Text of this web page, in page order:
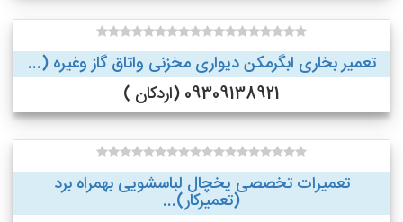
تعمیر بخاری ابگرمکن دیواری مخزنی واتاق گاز وغیره (...
09309138921 (اردکان )
تعمیرات تخصصی یخچال لباسشویی بهمراه برد
(تعمیرکار)...